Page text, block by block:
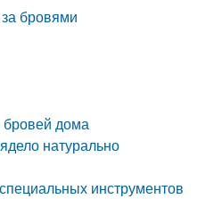
бровями
бровей дома
натурально
инструментов